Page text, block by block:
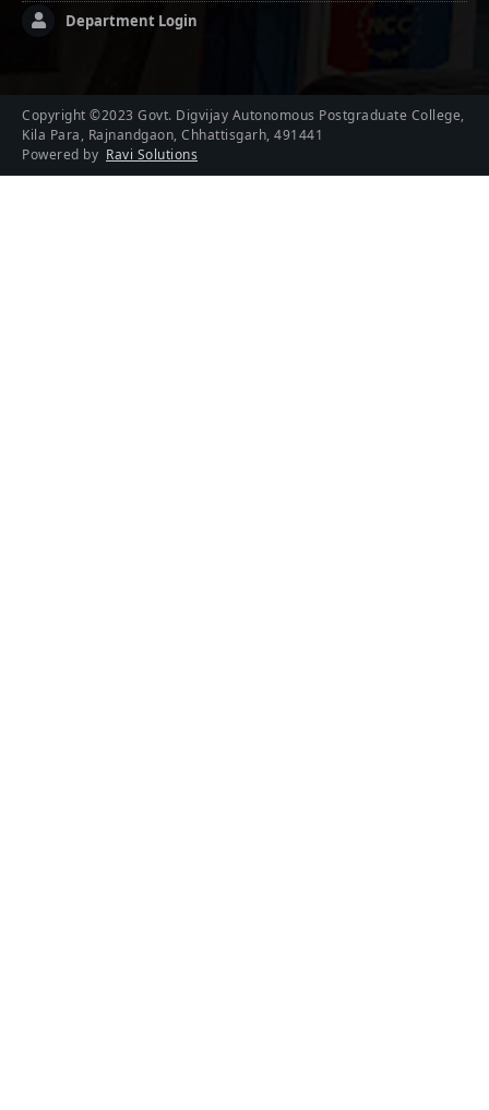
Department Login
Copyright ©2023 Govt. Digvijay Autonomous Postgraduate College,
Kila Para, Rajnandgaon, Chhattisgarh, 491441
Powered by Ravi Solutions